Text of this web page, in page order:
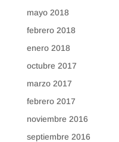
mayo 2018
febrero 2018
enero 2018
octubre 2017
marzo 2017
febrero 2017
noviembre 2016
septiembre 2016